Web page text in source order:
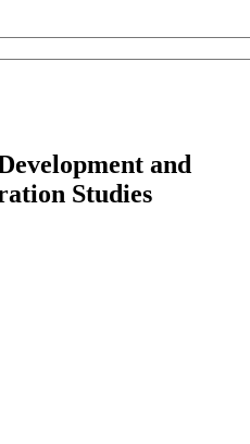
and
Studies